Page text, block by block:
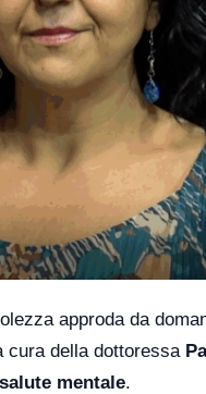
approda da
cura della dottoressa
salute mentale.